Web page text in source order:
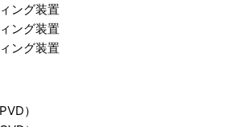
ング装置
ング装置
ング装置
）